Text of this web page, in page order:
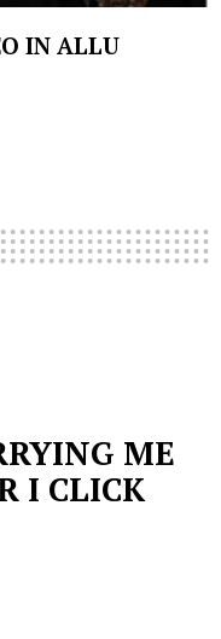
IN ALLU
ME
I CLICK